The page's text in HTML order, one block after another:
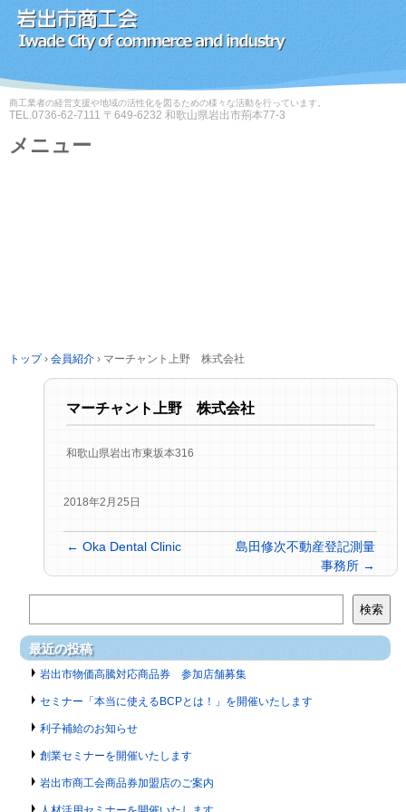
商工業者の経営支援や地域の活性化を図るための様々な活動を行っています。
TEL.0736-62-7111 〒649-6232 和歌山県岩出市荊本77-3
メニュー
トップ › 会員紹介 › マーチャント上野 株式会社
マーチャント上野 株式会社
和歌山県岩出市東坂本316
2018年2月25日
← Oka Dental Clinic
島田修次不動産登記測量
事務所 →
検索
最近の投稿
岩出市物価高騰対応商品券 参加店舗募集
セミナー「本当に使えるBCPとは！」を開催いたします
利子補給のお知らせ
創業セミナーを開催いたします
岩出市商工会商品券加盟店のご案内